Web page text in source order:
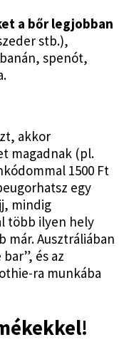
a bőr legjobban
stb.),
spenót,
akkor
magadnak (pl.
1500 Ft
egy
mindig
több ilyen hely
már. Ausztráliában
és az
ra munkába